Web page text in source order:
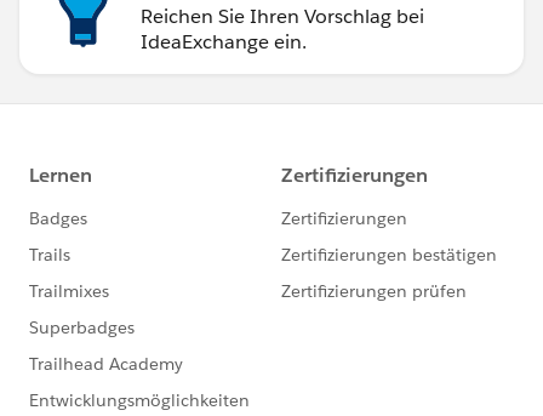
Reichen Sie Ihren Vorschlag bei
IdeaExchange ein.